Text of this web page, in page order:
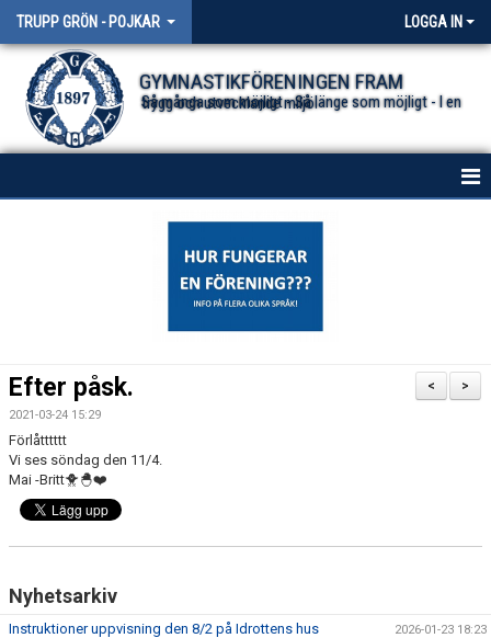
TRUPP GRÖN - POJKAR LOGGA IN
GYMNASTIKFÖRENINGEN FRAM
Så många som möjligt - Så länge som möjligt - I en trygg och utvecklande miljö.
BESTÄLLA FÖRENINGSKLÄDER
>
<
Efter påsk.
2021-03-24 15:29
Förlåtttttt
Vi ses söndag den 11/4.
Mai -Britt🐥🐣❤️
Nyhetsarkiv
Instruktioner uppvisning den 8/2 på Idrottens hus 2026-01-23 18:23